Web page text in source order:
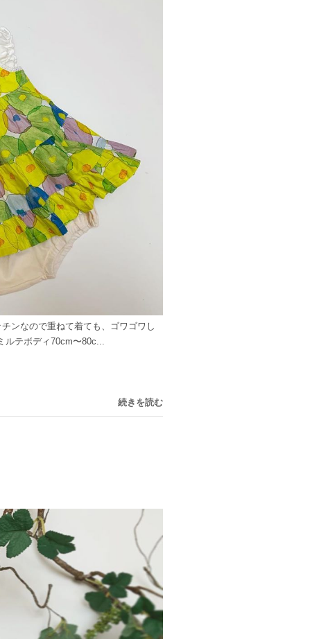
ンなので重ねて着ても、ゴワゴワし
テボディ70cm〜80c...
続きを読む